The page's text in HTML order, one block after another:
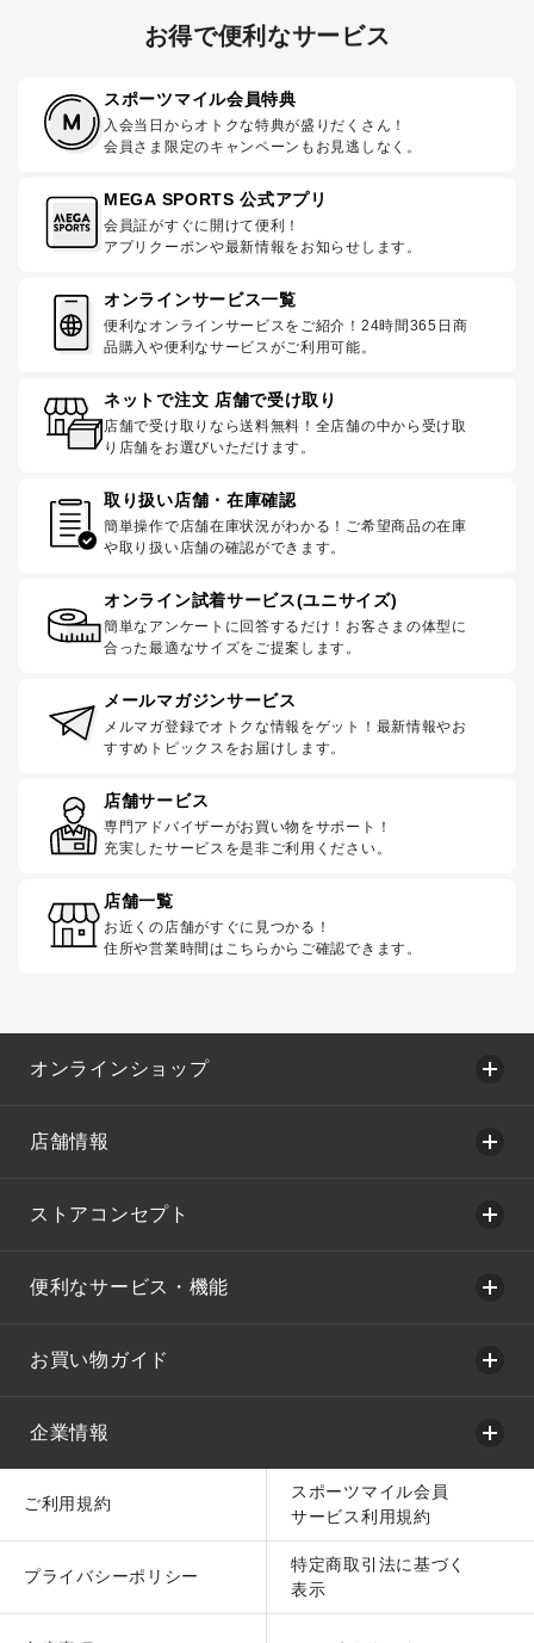
お得で便利なサービス
スポーツマイル会員特典
入会当日からオトクな特典が盛りだくさん！
会員さま限定のキャンペーンもお見逃しなく。
MEGA SPORTS 公式アプリ
会員証がすぐに開けて便利！
アプリクーポンや最新情報をお知らせします。
オンラインサービス一覧
便利なオンラインサービスをご紹介！24時間365日商
品購入や便利なサービスがご利用可能。
ネットで注文 店舗で受け取り
店舗で受け取りなら送料無料！全店舗の中から受け取
り店舗をお選びいただけます。
取り扱い店舗・在庫確認
簡単操作で店舗在庫状況がわかる！ご希望商品の在庫
や取り扱い店舗の確認ができます。
オンライン試着サービス(ユニサイズ)
簡単なアンケートに回答するだけ！お客さまの体型に
合った最適なサイズをご提案します。
メールマガジンサービス
メルマガ登録でオトクな情報をゲット！最新情報やお
すすめトピックスをお届けします。
店舗サービス
専門アドバイザーがお買い物をサポート！
充実したサービスを是非ご利用ください。
店舗一覧
お近くの店舗がすぐに見つかる！
住所や営業時間はこちらからご確認できます。
オンラインショップ
店舗情報
ストアコンセプト
便利なサービス・機能
お買い物ガイド
企業情報
ご利用規約
スポーツマイル会員
サービス利用規約
プライバシーポリシー
特定商取引法に基づく
表示